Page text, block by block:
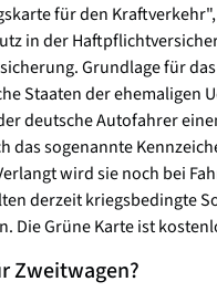
für den
in der
Grundlage für
Staaten der ehemaligen
deutsche Autofahrer
das sogenannte
wird sie noch bei
derzeit kriegsbedingte
Die Grüne Karte ist
Zweitwagen?